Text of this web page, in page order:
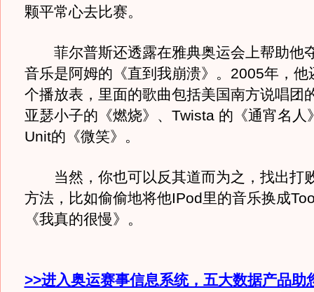
颗平常心去比赛。
菲尔普斯还透露在雅典奥运会上帮助他
音乐是阿姆的《直到我崩溃》。2005年，他
个播放表，里面的歌曲包括美国南方说唱团
亚瑟小子的《燃烧》、Twista 的《通宵名人
Unit的《微笑》。
当然，你也可以反其道而为之，找出打
方法，比如偷偷地将他IPod里的音乐换成
《我真的很慢》。
>>进入奥运赛事信息系统，五大数据产品助